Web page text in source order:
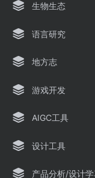
生物生态
语言研究
地方志
游戏开发
AIGC工具
设计工具
产品分析/设计学